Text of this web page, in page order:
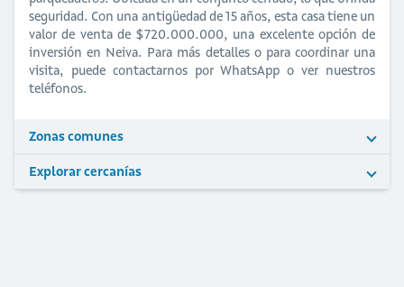
seguridad. Con una antigüedad de 15 años, esta casa tiene un
valor de venta de $720.000.000, una excelente opción de
inversión en Neiva. Para más detalles o para coordinar una
visita, puede contactarnos por WhatsApp o ver nuestros
teléfonos.
Zonas comunes
Explorar cercanías